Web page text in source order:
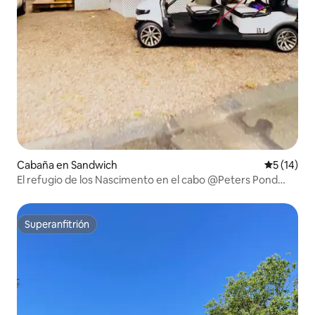
Cabaña en Sandwich
5 (14)
El refugio de los Nascimento en el cabo @Peters Pond
Superanfitrión
Superanfitrión